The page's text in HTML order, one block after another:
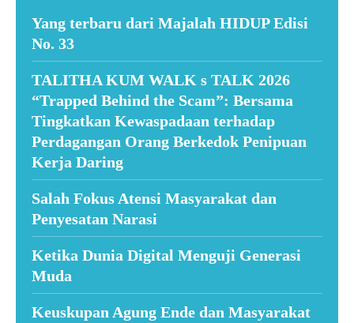
Yang terbaru dari Majalah HIDUP Edisi
No. 33
TALITHA KUM WALK s TALK 2026
“Trapped Behind the Scam”: Bersama
Tingkatkan Kewaspadaan terhadap
Perdagangan Orang Berkedok Penipuan
Kerja Daring
Salah Fokus Atensi Masyarakat dan
Penyesatan Narasi
Ketika Dunia Digital Menguji Generasi
Muda
Keuskupan Agung Ende dan Masyarakat